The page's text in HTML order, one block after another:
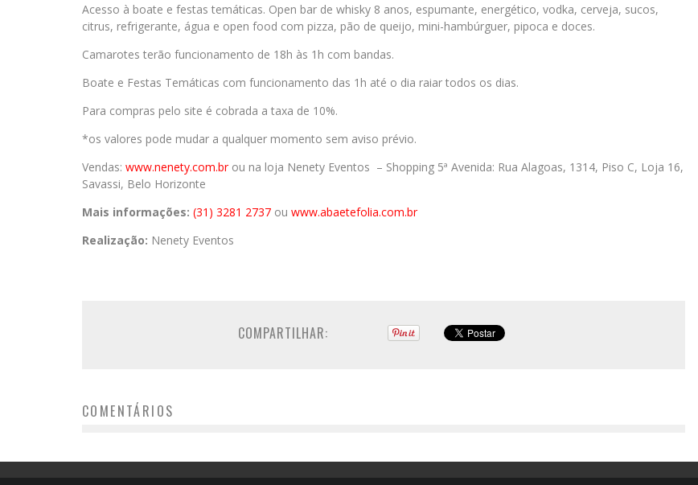
Acesso à boate e festas temáticas. Open bar de whisky 8 anos, espumante, energético, vodka, cerveja, sucos,
citrus, refrigerante, água e open food com pizza, pão de queijo, mini-hambúrguer, pipoca e doces.
Camarotes terão funcionamento de 18h às 1h com bandas.
Boate e Festas Temáticas com funcionamento das 1h até o dia raiar todos os dias.
Para compras pelo site é cobrada a taxa de 10%.
*os valores pode mudar a qualquer momento sem aviso prévio.
Vendas: www.nenety.com.brou na loja Nenety Eventos – Shopping 5ª Avenida: Rua Alagoas, 1314, Piso C, Loja 16,
Savassi, Belo Horizonte
Mais informações: (31) 3281 2737 ou www.abaetefolia.com.br
Realização: Nenety Eventos
COMPARTILHAR:
COMENTÁRIOS